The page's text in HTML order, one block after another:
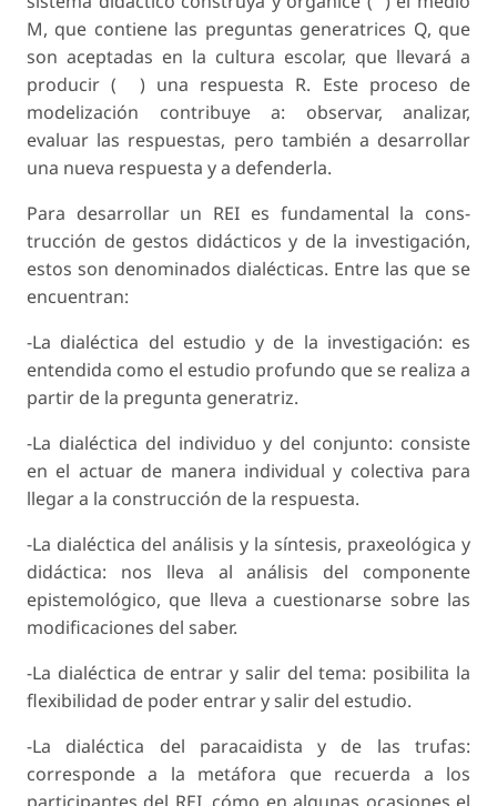
M, que contiene las preguntas generatrices Q, que
son aceptadas en la cultura escolar, que lle­vará a
producir (
) una respuesta R. Este proceso de
modelización contribuye a: observar, analizar,
evaluar las respuestas, pero también a desarrollar
una nueva respuesta y a defenderla.
Para desarrollar un REI es fundamental la cons­
trucción de gestos didácticos y de la investigación,
estos son denominados dialécticas. Entre las que se
encuentran:
-La dialéctica del estudio y de la investigación: es
entendida como el estudio profundo que se realiza a
partir de la pregunta generatriz.
-La dialéctica del individuo y del conjunto: con­siste
en el actuar de manera individual y colecti­va para
llegar a la construcción de la respuesta.
-La dialéctica del análisis y la síntesis, praxeoló­gica y
didáctica: nos lleva al análisis del compo­nente
epistemológico, que lleva a cuestionarse sobre las
modificaciones del saber.
-La dialéctica de entrar y salir del tema: posibilita la
flexibilidad de poder entrar y salir del estudio.
-La dialéctica del paracaidista y de las trufas:
corresponde a la metáfora que recuerda a los